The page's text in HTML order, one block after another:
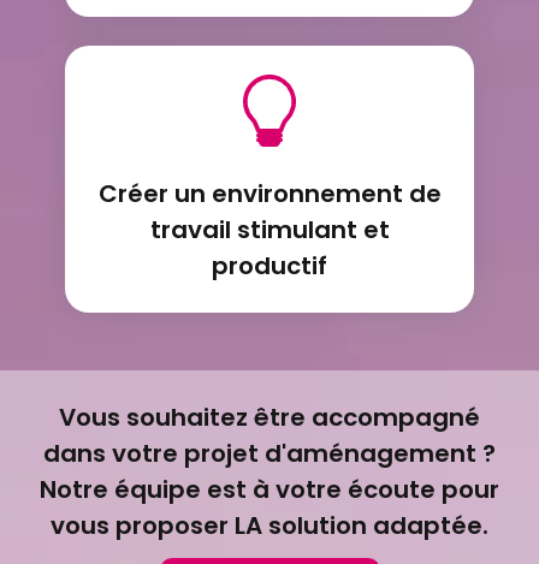
Créer un environnement de
travail stimulant et
productif
Vous souhaitez être accompagné
dans votre projet d'aménagement ?
Notre équipe est à votre écoute pour
vous proposer LA solution adaptée.